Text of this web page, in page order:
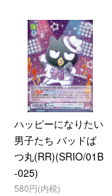
ハッピーになりたい
男子たち バッドば
つ丸(RR)(SRIO/01B
-025)
580円(内税)